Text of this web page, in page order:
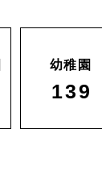
幼稚園
139